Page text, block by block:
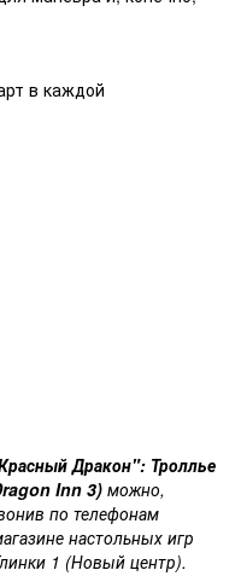
в каждой
Дракон": Троллье
Inn 3) можно,
по телефонам
настольных игр
1 (Новый центр).